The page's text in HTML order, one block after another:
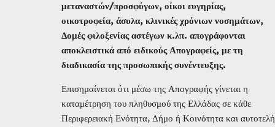
μεταναστών/προσφύγων, οίκοι ευγηρίας,
οικοτροφεία, άσυλα, κλινικές χρόνιων νοσημάτων,
Δομές φιλοξενίας αστέγων κ.λπ. απογράφονται
αποκλειστικά από ειδικούς Απογραφείς, με τη
διαδικασία της προσωπικής συνέντευξης.
Επισημαίνεται ότι μέσω της Απογραφής γίνεται η
καταμέτρηση του πληθυσμού της Ελλάδας σε κάθε
Περιφερειακή Ενότητα, Δήμο ή Κοινότητα και αυτοτελή